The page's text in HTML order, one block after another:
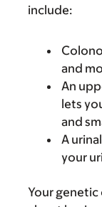
include:
and
An
lets
and
A
your
Your genetic